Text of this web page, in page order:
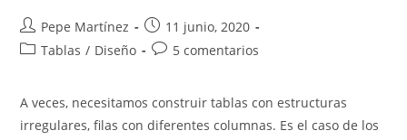
Autor
de
Pepe Martínez
Publicación
de
11 junio, 2020
Categoría
entrada:
Tablas / Diseño
Comentarios
entrada:
5 comentarios
A veces, necesitamos construir tablas con estructuras
irregulares, filas con diferentes columnas. Es el caso de los